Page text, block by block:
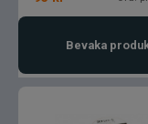
Bevaka